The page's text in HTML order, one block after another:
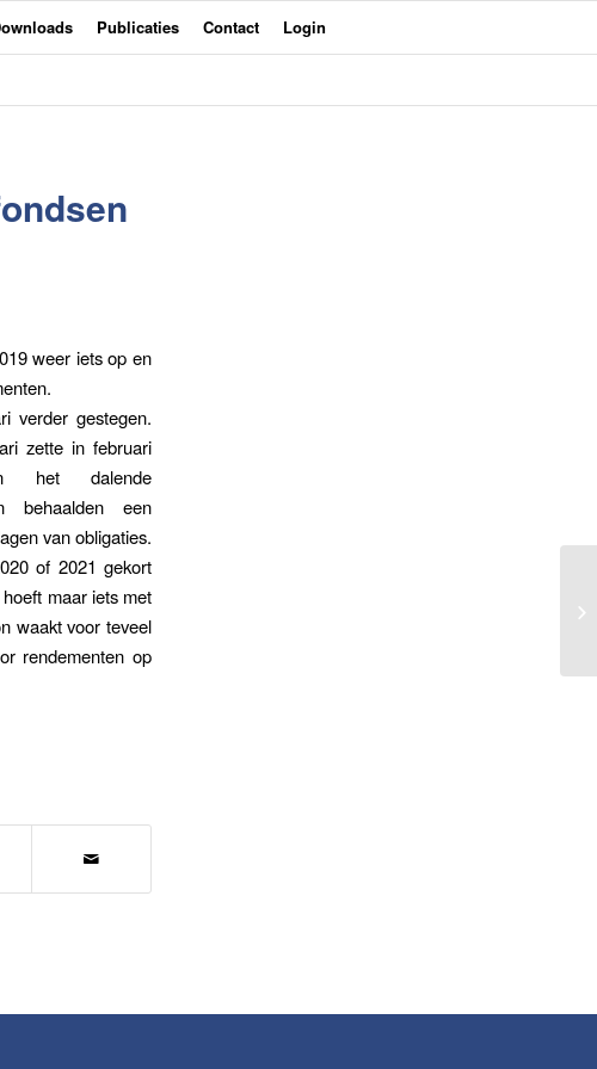
Publicaties Contact Login
weer iets op en
verder gestegen.
zette in februari
het dalende
behaalden een
van obligaties.
of 2021 gekort
maar iets met
waakt voor teveel
rendementen op